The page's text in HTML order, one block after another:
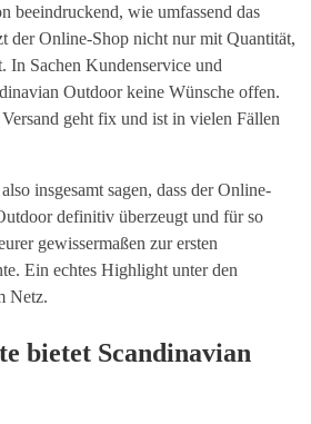
beeindruckend, wie umfassend das
der Online-Shop nicht nur mit Quantität,
In Sachen Kundenservice und
Outdoor keine Wünsche offen.
geht fix und ist in vielen Fällen
insgesamt sagen, dass der Online-
definitiv überzeugt und für so
gewissermaßen zur ersten
Ein echtes Highlight unter den
Netz.
bietet Scandinavian